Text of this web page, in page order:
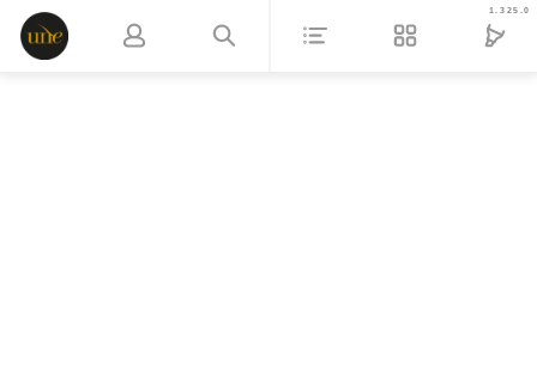
1.325.0